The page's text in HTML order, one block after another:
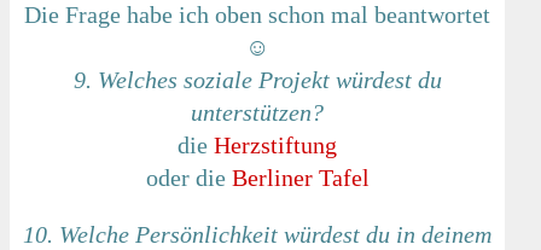
Die Frage habe ich oben schon mal beantwortet
☺
9. Welches soziale Projekt würdest du
unterstützen?
dieHerzstiftung
oder die Berliner Tafel
10. Welche Persönlichkeit würdest du in deinem